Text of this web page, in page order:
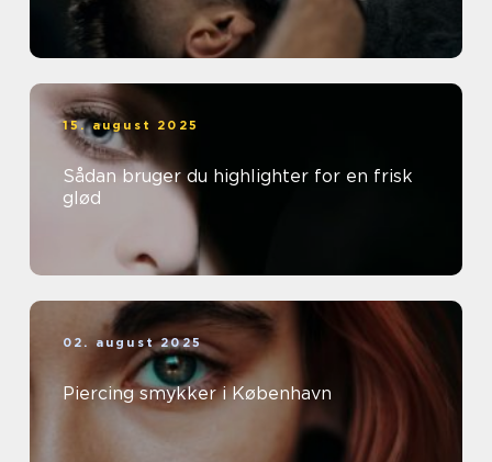
15. august 2025
Sådan bruger du highlighter for en frisk
glød
02. august 2025
Piercing smykker i København